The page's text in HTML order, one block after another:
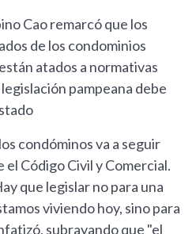
Cao remarcó que los
de los condominios
atados a normativas
pampeana debe
condóminos va a seguir
Código Civil y Comercial.
que legislar no para una
viviendo hoy, sino para
subrayando que "el